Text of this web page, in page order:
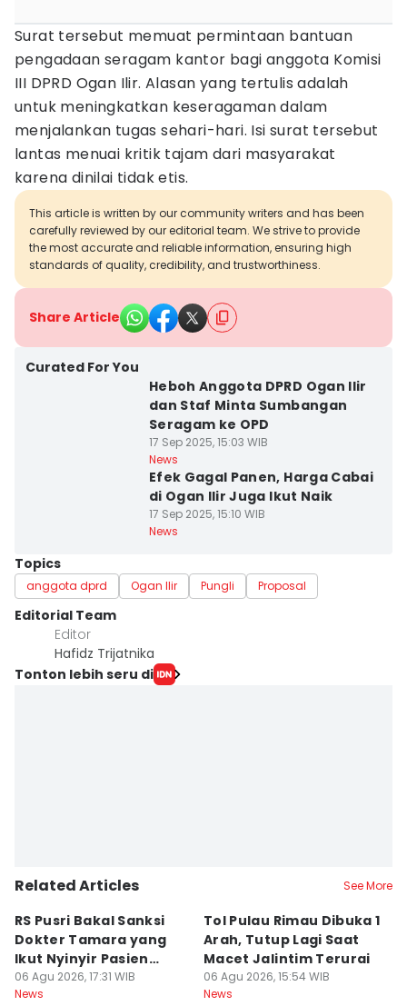
Surat tersebut memuat permintaan bantuan
pengadaan seragam kantor bagi anggota Komisi
III DPRD Ogan Ilir. Alasan yang tertulis adalah
untuk meningkatkan keseragaman dalam
menjalankan tugas sehari-hari. Isi surat tersebut
lantas menuai kritik tajam dari masyarakat
karena dinilai tidak etis.
This article is written by our community writers and has been
carefully reviewed by our editorial team. We strive to provide
the most accurate and reliable information, ensuring high
standards of quality, credibility, and trustworthiness.
Share Article
Curated For You
Heboh Anggota DPRD Ogan Ilir
dan Staf Minta Sumbangan
Seragam ke OPD
17 Sep 2025, 15:03 WIB
News
Efek Gagal Panen, Harga Cabai
di Ogan Ilir Juga Ikut Naik
17 Sep 2025, 15:10 WIB
News
Topics
anggota dprd Ogan Ilir Pungli Proposal
Editorial Team
Editor
Hafidz Trijatnika
Tonton lebih seru di
Related Articles See More
RS Pusri Bakal Sanksi
Dokter Tamara yang
Ikut Nyinyir Pasien
Yurizal
06 Agu 2026, 17:31 WIB
News
Tol Pulau Rimau Dibuka 1
Arah, Tutup Lagi Saat
Macet Jalintim Terurai
06 Agu 2026, 15:54 WIB
News